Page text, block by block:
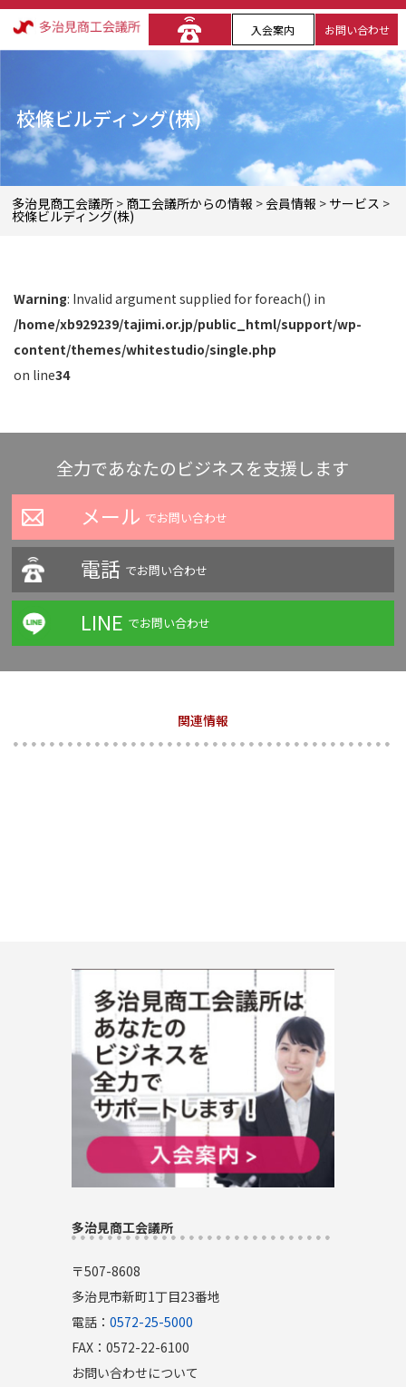
入会案内 お問い合わせ
校條ビルディング(株)
多治見商工会議所 > 商工会議所からの情報 > 会員情報 > サービス >
校條ビルディング(株)
Warning: Invalid argument supplied for foreach() in
/home/xb929239/tajimi.or.jp/public_html/support/wp-
content/themes/whitestudio/single.php
on line34
全力であなたのビジネスを支援します
メール でお問い合わせ
電話 でお問い合わせ
LINE でお問い合わせ
関連情報
多治見商工会議所
〒507-8608
多治見市新町1丁目23番地
電話： 0572-25-5000
FAX：0572-22-6100
お問い合わせについて